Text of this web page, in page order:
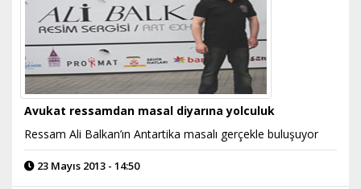
Avukat ressamdan masal diyarına yolculuk
Ressam Ali Balkan’ın Antartika masalı gerçekle buluşuyor
23 Mayıs 2013 - 14:50